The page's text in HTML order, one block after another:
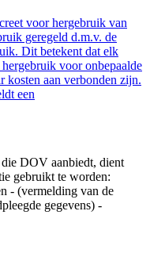
voor hergebruik van
geregeld d.m.v. de
Dit betekent dat elk
voor onbepaalde
kosten aan verbonden zijn.
een
DOV aanbiedt, dient
gebruikt te worden:
- (vermelding van de
gegevens) -